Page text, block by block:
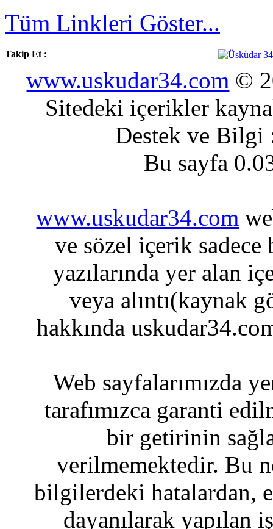
Tüm Linkleri Göster...
Takip Et :
www.uskudar34.com ©
Sitedeki içerikler
Destek ve
Bu sayfa
www.uskudar34.com
ve sözel içerik sadece
yazılarında yer alan
veya alıntı(kaynak
hakkında
Web sayfalarımızda
tarafımızca garanti
bir getirinin
verilmemektedir. Bu
bilgilerdeki hatalardan,
dayanılarak yapılan